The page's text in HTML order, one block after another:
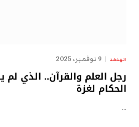
الهدهد 9 نوفمبر، 2025
رجل العلم والقرآن.. الذي
الحكام لغزة
…